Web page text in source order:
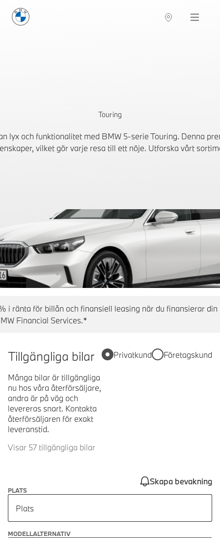
BMW Sverige Navigation
Touring
lyx och funktionalitet med BMW 5-serie Touring. Denna
vilket gör varje resa till ett nöje. Utforska vårt
i ränta för billån och finansiell leasing när du finansierar
Financial Services.*
Tillgängliga bilar
Många bilar är tillgängliga
nu hos våra återförsäljare,
andra är på väg och
levereras snart. Kontakta
återförsäljaren för exakt
leveranstid.
Visar 57 tillgängliga bilar
Privatkund Företagskund
Skapa bevakning
PLATS
Plats
MODELLALTERNATIV